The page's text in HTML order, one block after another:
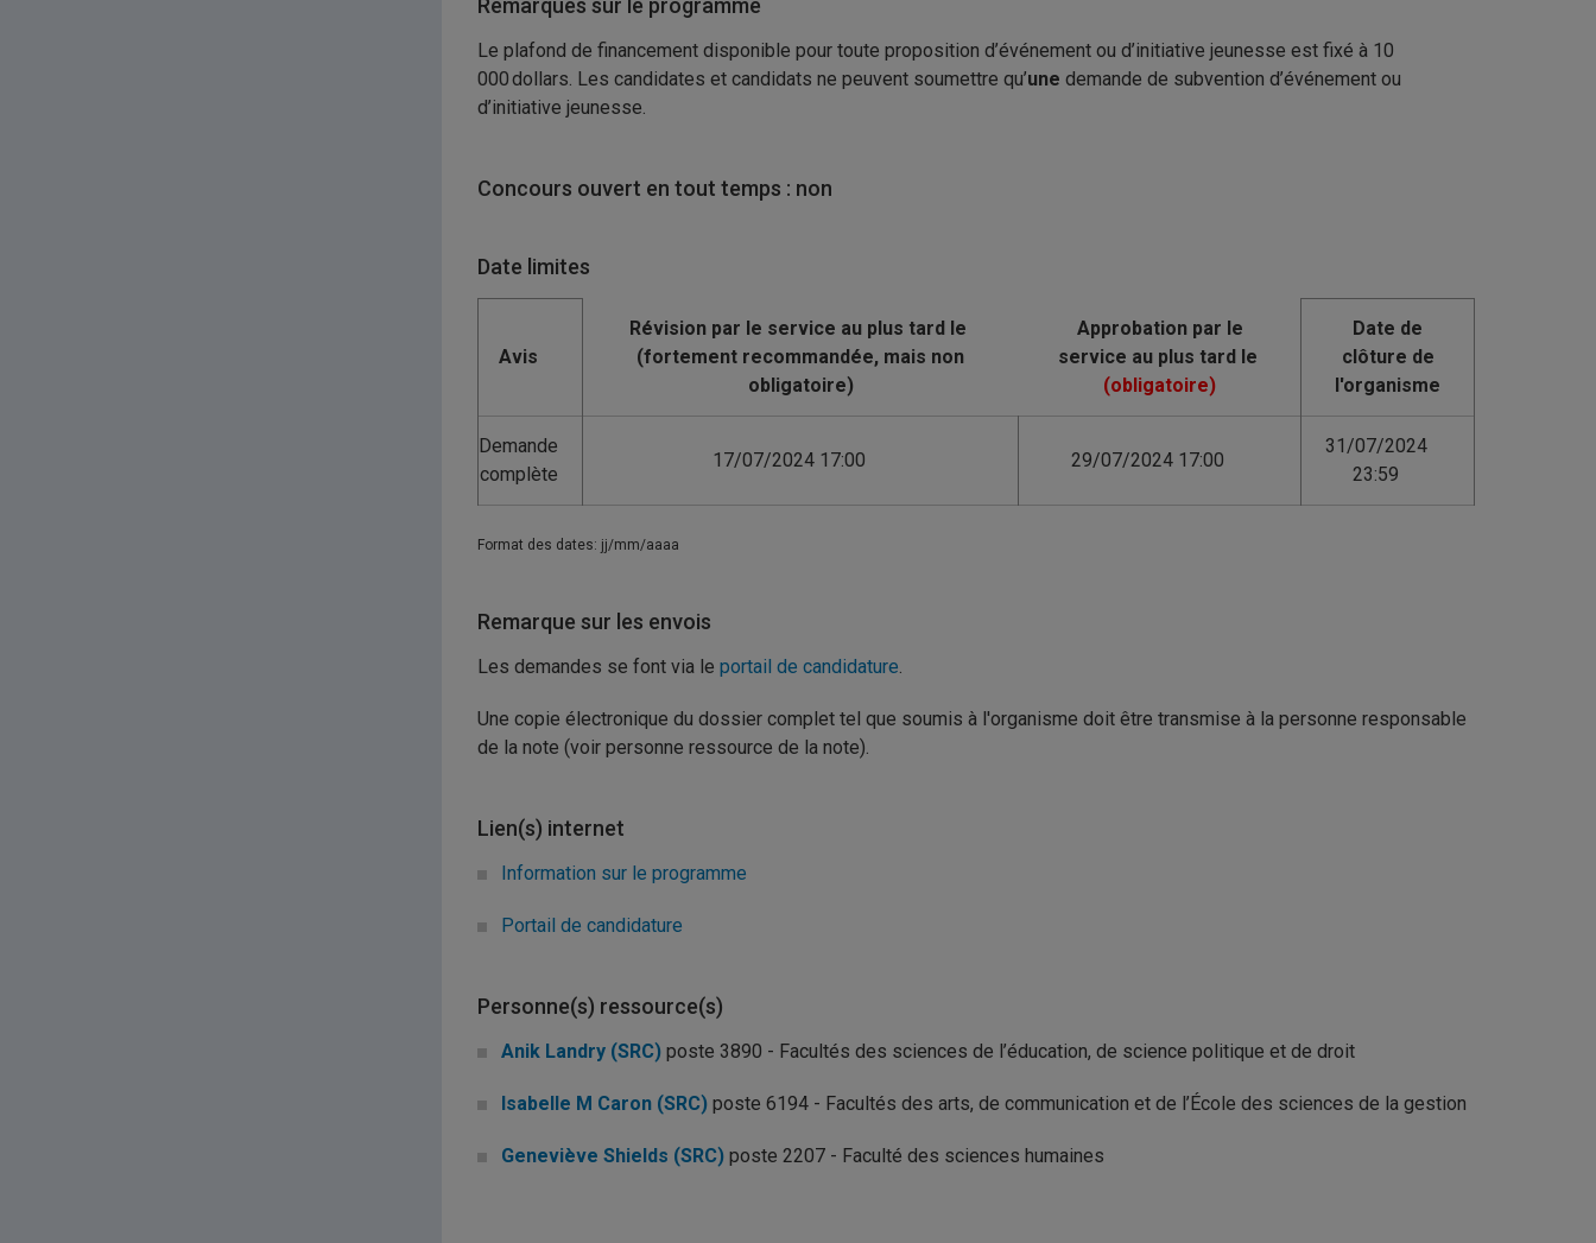
Remarques sur le programme
Le plafond de financement disponible pour toute proposition d’événement ou d’initiative jeunesse est fixé à 10
000 dollars. Les candidates et candidats ne peuvent soumettre qu’une demande de subvention d’événement ou
d’initiative jeunesse.
Concours ouvert en tout temps : non
Date limites
Avis
Date de
clôture de
l'organisme
Demande
complète
17/07/2024 17:00 29/07/2024 17:00
31/07/2024
23:59
Format des dates: jj/mm/aaaa
Remarque sur les envois
Les demandes se font via le portail de candidature.
Une copie électronique du dossier complet tel que soumis à l'organisme doit être transmise à la personne responsable
de la note (voir personne ressource de la note).
Lien(s) internet
Information sur le programme
Portail de candidature
Personne(s) ressource(s)
Anik Landry (SRC) poste 3890 - Facultés des sciences de l’éducation, de science politique et de droit
Isabelle M Caron (SRC) poste 6194 - Facultés des arts, de communication et de l’École des sciences de la gestion
Geneviève Shields (SRC) poste 2207 - Faculté des sciences humaines